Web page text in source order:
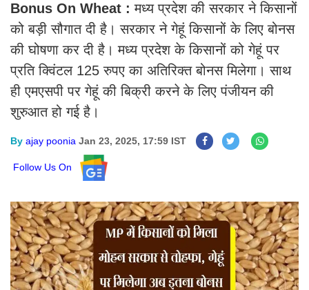
Bonus On Wheat :मध्य प्रदेश की सरकार ने किसानों
को बड़ी सौगात दी है। सरकार ने गेहूं किसानों के लिए बोनस
की घोषणा कर दी है। मध्य प्रदेश के किसानों को गेहूं पर
प्रति क्विंटल 125 रुपए का अतिरिक्त बोनस मिलेगा। साथ
ही एमएसपी पर गेहूं की बिक्री करने के लिए पंजीयन की
शुरुआत हो गई है।
By ajay poonia Jan 23, 2025, 17:59 IST
Follow Us On